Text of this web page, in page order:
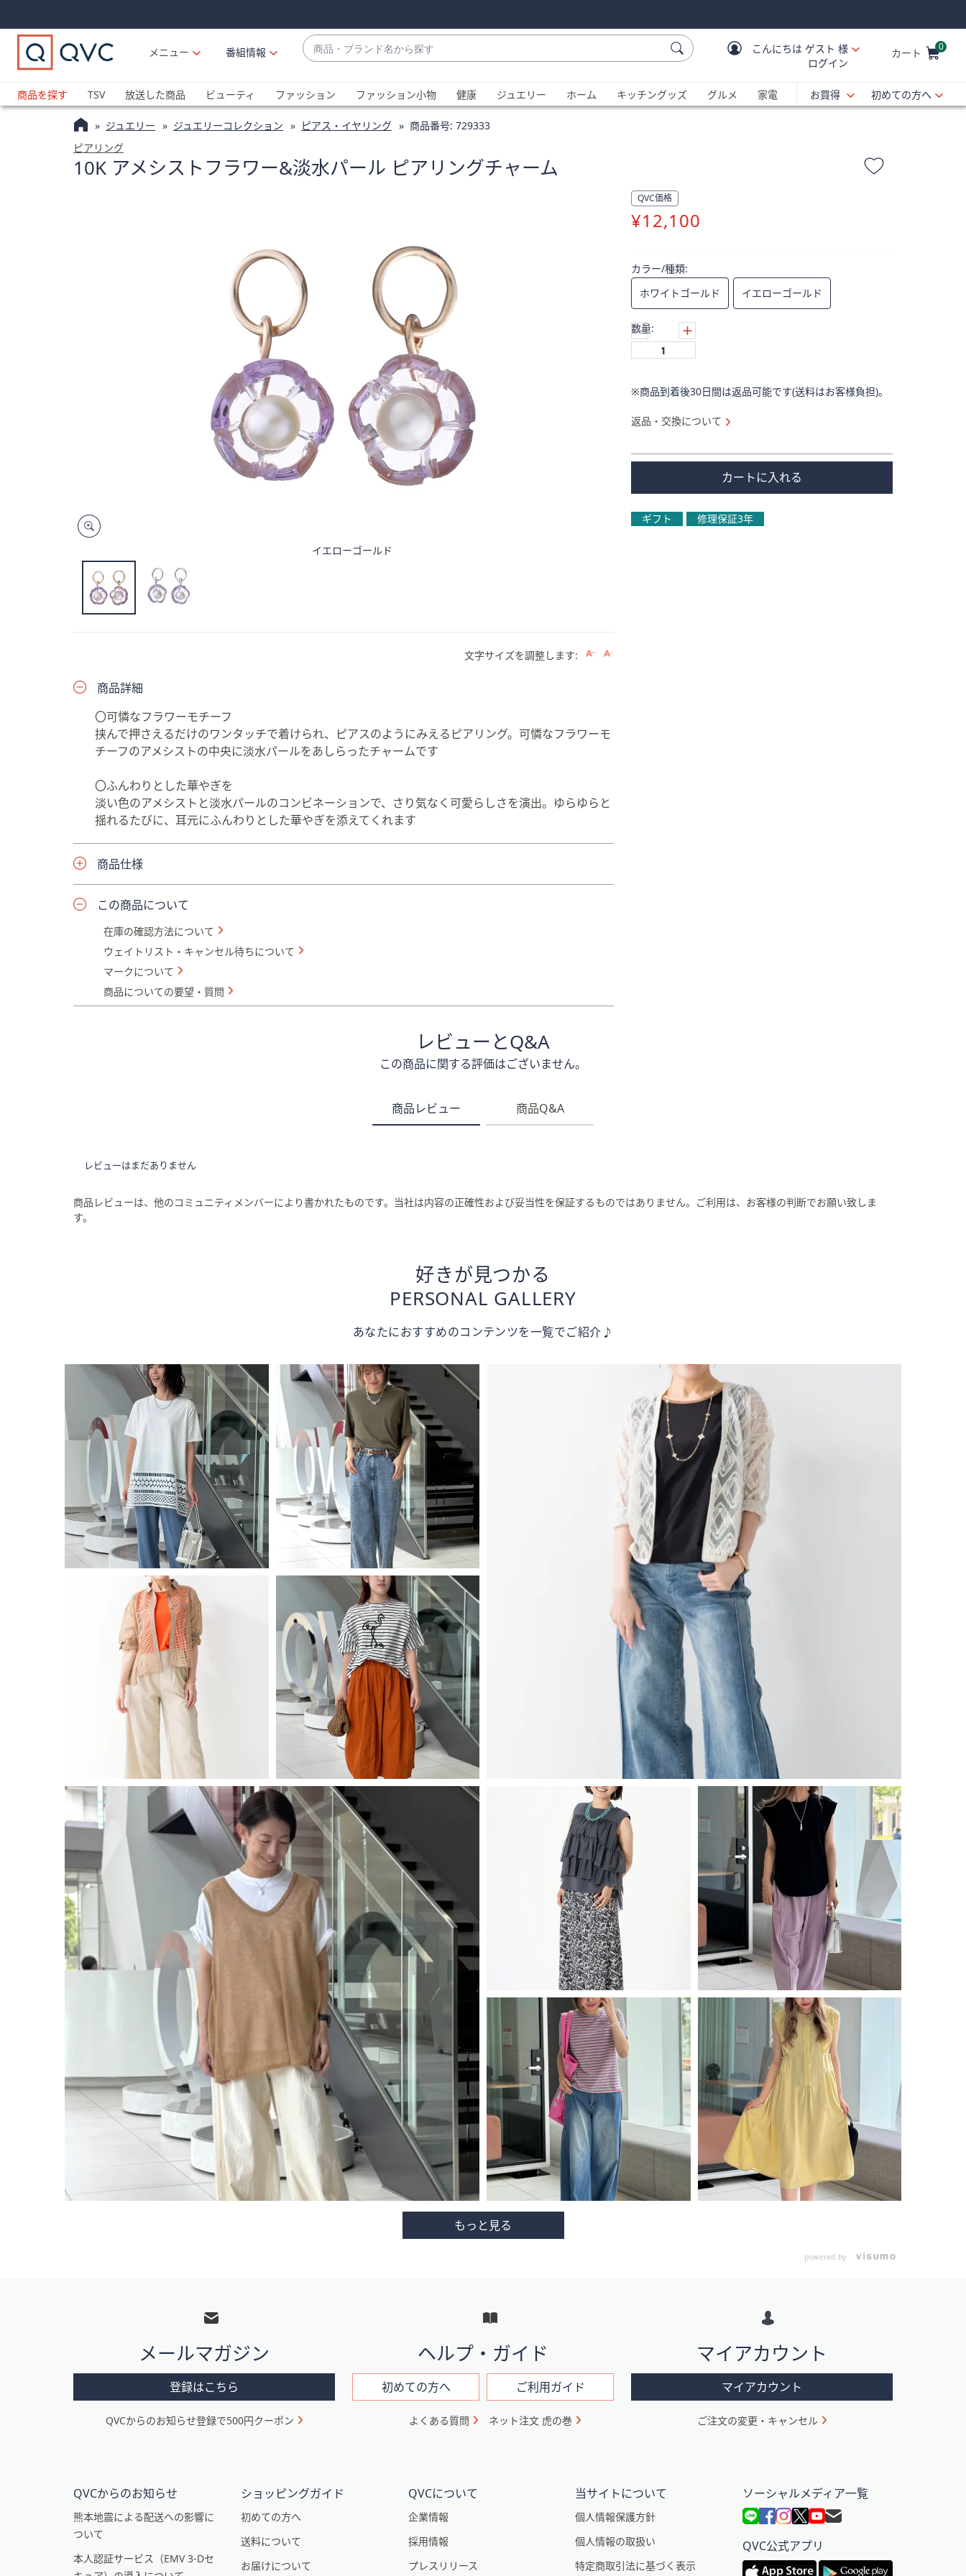
Links
Links2
メニュー
番組情報
商
品・
ラ
ン
ド
か
ら
補
が
利
可
能
の
矢
印
た
は
ッ
チ
デ
左
覧
で
き
す。
こんにちは ゲスト 様
ログイン
カート 0
商品を探す
TSV 放送した商品 ビューティ ファッション ファッション小物 健康 ジュエリー ホーム キッチングッズ グルメ 家電 お買得 初めての方へ
ジュエリー ジュエリーコレクション ピアス・イヤリング 商品番号: 729333
ピアリング
10K アメシストフラワー&淡水パール ピアリングチャーム
イエローゴールド
QVC価格
削
¥12,100
カラー/種類:
ホワイトゴールド
イエローゴールド
数量:
※商品到着後30日間は返品可能です(送料はお客様負担)。
返品・交換について
カートに入れる
ギフト 修理保証3年
文字サイズを調整します:
商品詳細
〇可憐なフラワーモチーフ
挟んで押さえるだけのワンタッチで着けられ、ピアスのようにみえるピアリング。可憐なフラワーモ
チーフのアメシストの中央に淡水パールをあしらったチャームです
〇ふんわりとした華やぎを
淡い色のアメシストと淡水パールのコンビネーションで、さり気なく可愛らしさを演出。ゆらゆらと
揺れるたびに、耳元にふんわりとした華やぎを添えてくれます
商品仕様
この商品について
在庫の確認方法について
ウェイトリスト・キャンセル待ちについて
マークについて
商品についての要望・質問
レビューとQ&A
この商品に関する評価はございません。
商品レビュー 商品Q&A
レビューはまだありません
商品レビューは、他のコミュニティメンバーにより書かれたものです。当社は内容の正確性および妥当性を保証するものではありません。ご利用は、お客様の判断でお願い致しま
す。
好きが見つかる
PERSONAL GALLERY
あなたにおすすめのコンテンツを一覧でご紹介♪
powered by
メールマガジン
登録はこちら
QVCからのお知らせ登録で500円クーポン
ヘルプ・ガイド
初めての方へ ご利用ガイド
よくある質問 ネット注文 虎の巻
マイアカウント
マイアカウント
ご注文の変更・キャンセル
QVCからのお知らせ
熊本地震による配送への影響に
ついて
本人認証サービス（EMV 3-Dセ
ショッピングガイド
初めての方へ
送料について
お届けについて
QVCについて
企業情報
採用情報
プレスリリース
当サイトについて
個人情報保護方針
個人情報の取扱い
特定商取引法に基づく表示
ソーシャルメディア一覧
QVC公式アプリ